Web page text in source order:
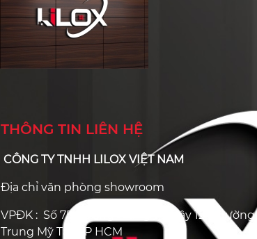
THÔNG TIN LIÊN HỆ
CÔNG TY TNHH LILOX VIỆT NAM
Địa chỉ văn phòng showroom
VPĐK : Số 75 Đường Trung Mỹ Tây 12, Phường
Trung Mỹ Tây TP HCM